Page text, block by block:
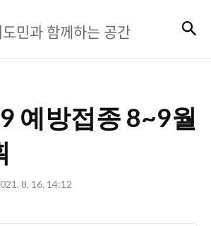
기
과
하
민과 함께하는 공간
예방접종 8~9월
8. 16. 14:12